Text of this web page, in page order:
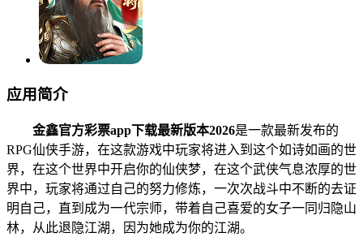
应用简介
金鑫官方彩票app下载最新版本2026是一款最新发布的
RPG仙侠手游，在这款游戏中玩家将进入到这个如诗如画的世
界，在这个世界中开启你的仙侠梦，在这个武侠气息浓厚的世
界中，玩家将通过自己的努力修炼，一次次战斗中不断的去证
明自己，直到成为一代宗师，带着自己喜爱的女子一同归隐山
林，从此退隐江湖，因为她成为你的江湖。